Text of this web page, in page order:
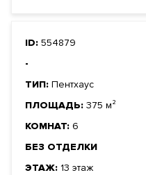
ID: 554879
-
ТИП: Пентхаус
ПЛОЩАДЬ: 375 м²
КОМНАТ: 6
БЕЗ ОТДЕЛКИ
ЭТАЖ: 13 этаж